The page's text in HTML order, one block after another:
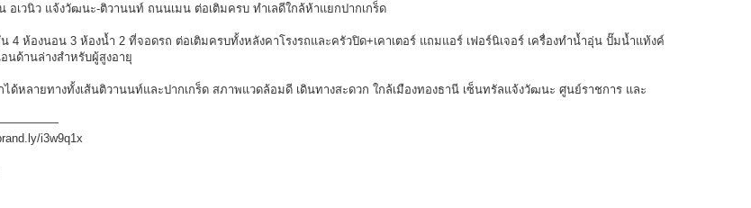
อเวนิว แจ้งวัฒนะ-ติวานนท์ ถนนเมน ต่อเติมครบ ทำเลดีใกล้ห้าแยกปากเกร็ด
4 ห้องนอน 3 ห้องน้ำ 2 ที่จอดรถ ต่อเติมครบทั้งหลังคาโรงรถและครัวปิด+เคาเตอร์ แถมแอร์ เฟอร์นิเจอร์ เครื่องทำน้ำอุ่น ปั๊มน้ำแท้งค์
นด้านล่างสำหรับผู้สูงอายุ
ได้หลายทางทั้งเส้นติวานนท์และปากเกร็ด สภาพแวดล้อมดี เดินทางสะดวก ใกล้เมืองทองธานี เซ็นทรัลแจ้งวัฒนะ ศูนย์ราชการ และ
i3w9q1x